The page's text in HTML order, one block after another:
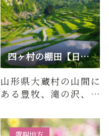
四ヶ村の棚田【日本の棚田百選】
山形県大蔵村の山間に
ある豊牧、滝の沢、沼
を総称して四ヶ村と呼
ばれて…